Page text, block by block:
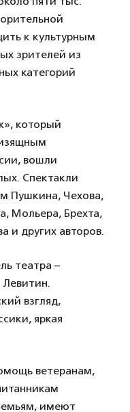
к культурным
зрителей из
категорий
который
вошли
Спектакли
Пушкина, Чехова,
Мольера, Брехта,
и других авторов.
театра –
взгляд,
яркая
ветеранам,
имеют